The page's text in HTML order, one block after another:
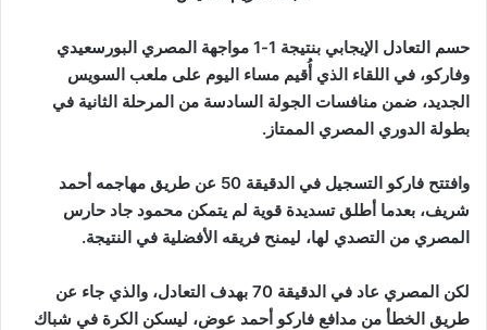
حسم التعادل الإيجابي بنتيجة 1-1 مواجهة المصري البورسعيدي
وفاركو، في اللقاء الذي أُقيم مساء اليوم على ملعب السويس
الجديد، ضمن منافسات الجولة السادسة من المرحلة الثانية في
بطولة الدوري المصري الممتاز.
وافتتح فاركو التسجيل في الدقيقة 50 عن طريق مهاجمه أحمد
شريف، بعدما أطلق تسديدة قوية لم يتمكن محمود جاد حارس
المصري من التصدي لها، ليمنح فريقه الأفضلية في النتيجة.
لكن المصري عاد في الدقيقة 70 بهدف التعادل، والذي جاء عن
طريق الخطأ من مدافع فاركو أحمد عوض، ليسكن الكرة في شباك